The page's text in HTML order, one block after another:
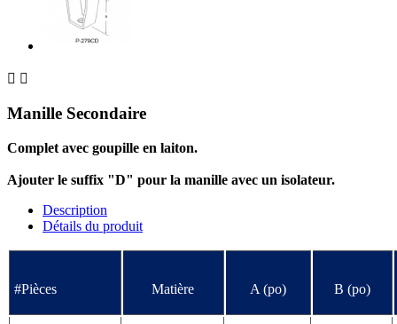
 
Manille Secondaire
Complet avec goupille en laiton.
Ajouter le suffix "D" pour la manille avec un isolateur.
Description
Détails du produit
#Pièces Matière A (po) B (po)